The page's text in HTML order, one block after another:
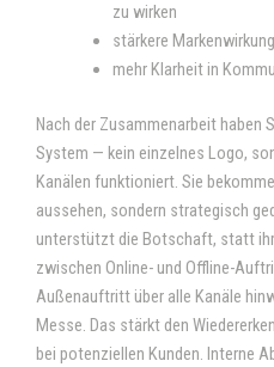
zu wirken
stärkere
mehr Klarheit in
Nach der Zusammenarbeit haben
System — kein einzelnes Logo,
Kanälen funktioniert. Sie
aussehen, sondern strategisch
unterstützt die Botschaft, statt ihr
zwischen Online- und Offline-
Außenauftritt über alle Kanäle
Messe. Das stärkt den
bei potenziellen Kunden. Interne